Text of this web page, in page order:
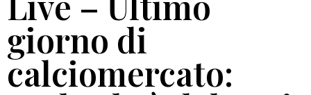
giorno di
calciomercato: